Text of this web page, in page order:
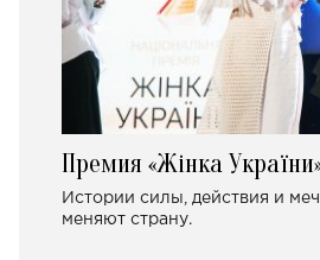
Премия «Жінка
Истории силы, действия и
меняют страну.